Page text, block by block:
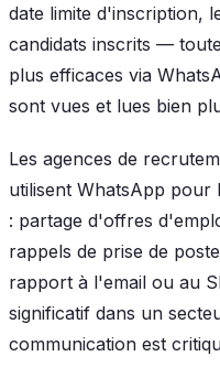
date limite d'inscription,
candidats inscrits —
plus efficaces via
sont vues et lues bien
Les agences de
utilisent WhatsApp pour
: partage d'offres
rappels de prise de
rapport à l'email ou au
significatif dans un
communication est